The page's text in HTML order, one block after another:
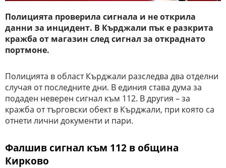
Полицията проверила сигнала и не открила
данни за инцидент. В Кърджали пък е разкрита
кражба от магазин след сигнал за откраднато
портмоне.
Полицията в област Кърджали разследва два отделни
случая от последните дни. В единия става дума за
подаден неверен сигнал към 112. В другия – за
кражба от търговски обект в Кърджали, при която са
отнети лични документи и пари.
Фалшив сигнал към 112 в община
Кирково